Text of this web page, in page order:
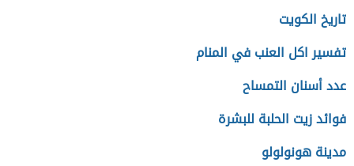
تاريخ الكويت
تفسير اكل العنب في المنام
عدد أسنان التمساح
فوائد زيت الحلبة للبشرة
مدينة هونولولو